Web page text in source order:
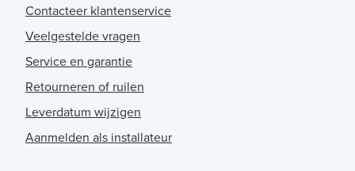
Contacteer klantenservice
Veelgestelde vragen
Service en garantie
Retourneren of ruilen
Leverdatum wijzigen
Aanmelden als installateur